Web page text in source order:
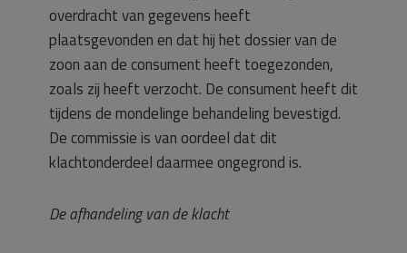
overdracht van gegevens heeft
plaatsgevonden en dat hij het dossier van de
zoon aan de consument heeft toegezonden,
zoals zij heeft verzocht. De consument heeft dit
tijdens de mondelinge behandeling bevestigd.
De commissie is van oordeel dat dit
klachtonderdeel daarmee ongegrond is.
De afhandeling van de klacht